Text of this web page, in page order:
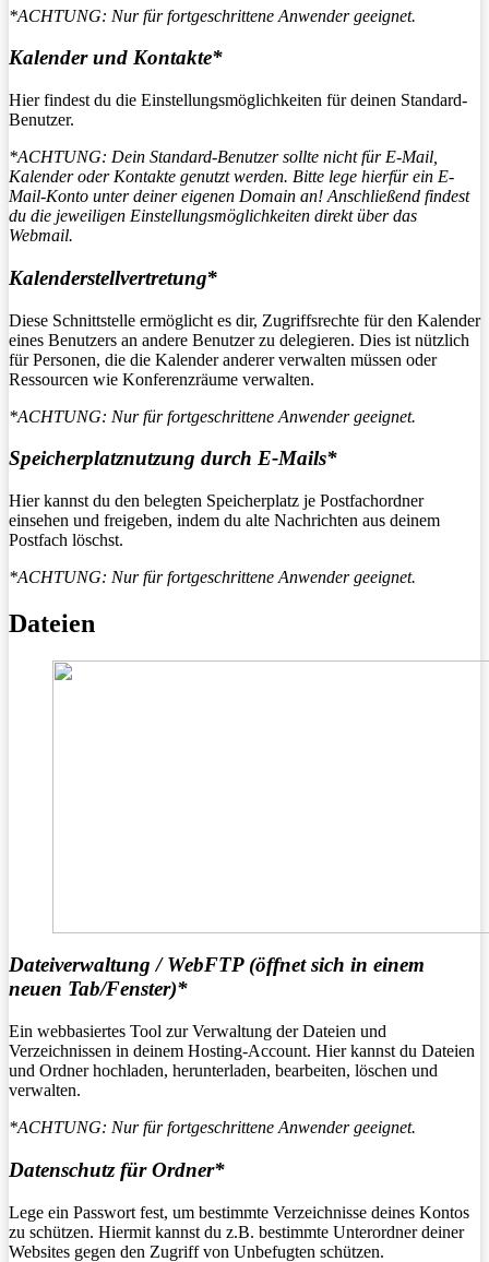
*ACHTUNG: Nur für fortgeschrittene Anwender geeignet.
Kalender und Kontakte*
Hier findest du die Einstellungsmöglichkeiten für deinen Standard-
Benutzer.
*ACHTUNG: Dein Standard-Benutzer sollte nicht für E-Mail,
Kalender oder Kontakte genutzt werden. Bitte lege hierfür ein E-
Mail-Konto unter deiner eigenen Domain an! Anschließend findest
du die jeweiligen Einstellungsmöglichkeiten direkt über das
Webmail.
Kalenderstellvertretung*
Diese Schnittstelle ermöglicht es dir, Zugriffsrechte für den Kalender
eines Benutzers an andere Benutzer zu delegieren. Dies ist nützlich
für Personen, die die Kalender anderer verwalten müssen oder
Ressourcen wie Konferenzräume verwalten.
*ACHTUNG: Nur für fortgeschrittene Anwender geeignet.
Speicherplatznutzung durch E-Mails*
Hier kannst du den belegten Speicherplatz je Postfachordner
einsehen und freigeben, indem du alte Nachrichten aus deinem
Postfach löschst.
*ACHTUNG: Nur für fortgeschrittene Anwender geeignet.
Dateien
Dateiverwaltung / WebFTP (öffnet sich in einem
neuen Tab/Fenster)*
Ein webbasiertes Tool zur Verwaltung der Dateien und
Verzeichnissen in deinem Hosting-Account. Hier kannst du Dateien
und Ordner hochladen, herunterladen, bearbeiten, löschen und
verwalten.
*ACHTUNG: Nur für fortgeschrittene Anwender geeignet.
Datenschutz für Ordner*
Lege ein Passwort fest, um bestimmte Verzeichnisse deines Kontos
zu schützen. Hiermit kannst du z.B. bestimmte Unterordner deiner
Websites gegen den Zugriff von Unbefugten schützen.